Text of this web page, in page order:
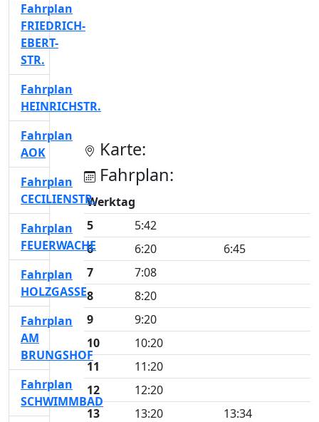
Karte:
Fahrplan:
Werktag
5
5:42
6
6:20
6:45
7
7:08
8
8:20
9
9:20
10
10:20
11
11:20
12
12:20
13
13:20
13:34
Fahrplan
FRIEDRICH-
EBERT-
STR.
Fahrplan
HEINRICHSTR.
Fahrplan
AOK
Fahrplan
CECILIENSTR.
Fahrplan
FEUERWACHE
Fahrplan
HOLZGASSE
Fahrplan
AM
BRUNGSHOF
Fahrplan
SCHWIMMBAD